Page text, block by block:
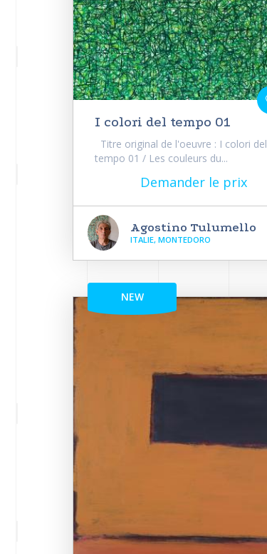
I colori del tempo 01
Titre original de l'oeuvre : I colori del
tempo 01 / Les couleurs du...
Demander le prix
Agostino Tulumello
ITALIE, MONTEDORO
NEW